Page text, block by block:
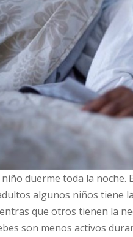
niño duerme toda la
algunos niños tiene
que otros tienen la
son menos activos